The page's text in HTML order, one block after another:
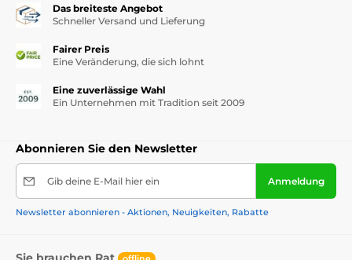
Das breiteste Angebot
Schneller Versand und Lieferung
Fairer Preis
Eine Veränderung, die sich lohnt
Eine zuverlässige Wahl
Ein Unternehmen mit Tradition seit 2009
Abonnieren Sie den Newsletter
Gib deine E-Mail hier ein Anmeldung
Newsletter abonnieren - Aktionen, Neuigkeiten, Rabatte